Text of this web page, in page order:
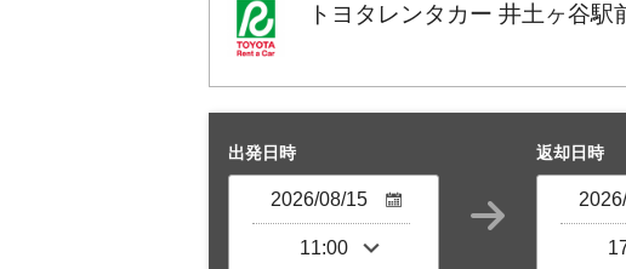
トヨタレンタカー 井土ヶ谷駅
出発日時 返却日時